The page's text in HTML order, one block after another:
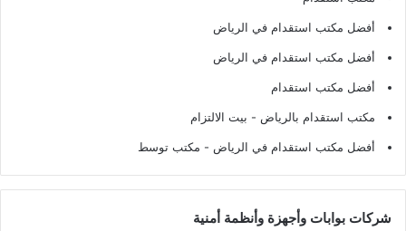
أفضل مكتب استقدام في الرياض
أفضل مكتب استقدام في الرياض
أفضل مكتب استقدام
مكتب استقدام بالرياض - بيت الالتزام
أفضل مكتب استقدام في الرياض - مكتب توسط
شركات بوابات وأجهزة وأنظمة أمنية